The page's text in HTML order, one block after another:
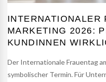
INTERNATIONALER
MARKETING 2026:
KUNDINNEN
Der Internationale Frauentag
symbolischer Termin. Für